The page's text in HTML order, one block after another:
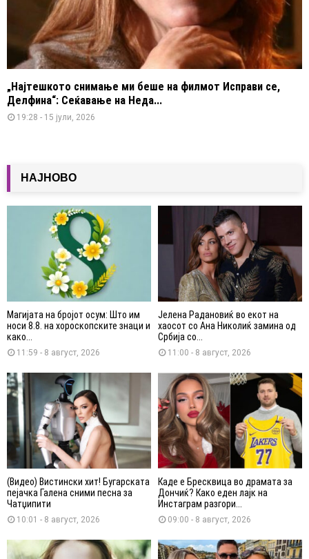
„Најтешкото снимање ми беше на филмот Исправи се,
Делфина“: Сеќавање на Неда...
19:28 - 15 јули, 2026
НАЈНОВО
Магијата на бројот осум: Што им
носи 8.8. на хороскопските знаци и
како...
11:59 - 8 август, 2026
Јелена Радановиќ во екот на
хаосот со Ана Николиќ замина од
Србија со...
11:00 - 8 август, 2026
(Видео) Вистински хит! Бугарската
пејачка Галена сними песна за
Чатџипити
10:01 - 8 август, 2026
Каде е Бресквица во драмата за
Дончиќ? Како еден лајк на
Инстаграм разгори...
09:00 - 8 август, 2026